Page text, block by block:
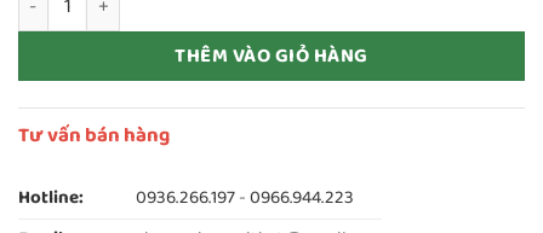
THÊM VÀO GIỎ HÀNG
Tư vấn bán hàng
Hotline: 0936.266.197-0966.944.223